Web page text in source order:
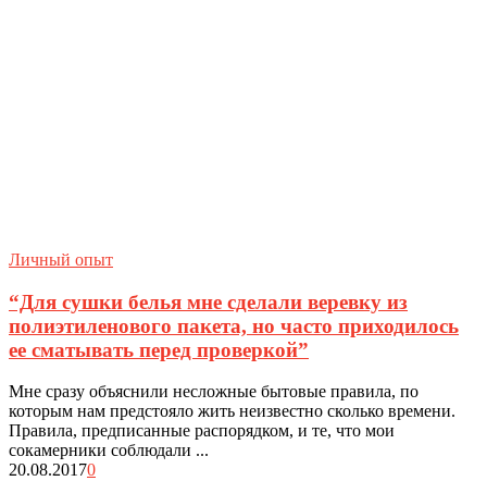
Личный опыт
“Для сушки белья мне сделали веревку из
полиэтиленового пакета, но часто приходилось
ее сматывать перед проверкой”
Мне сразу объяснили несложные бытовые правила, по
которым нам предстояло жить неизвестно сколько времени.
Правила, предписанные распорядком, и те, что мои
сокамерники соблюдали ...
20.08.20170